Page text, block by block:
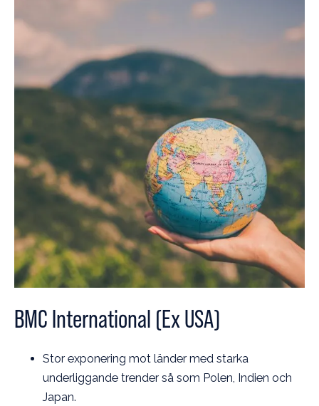
BMC International (Ex USA)
Stor exponering mot länder med starka
underliggande trender så som Polen, Indien och
Japan.